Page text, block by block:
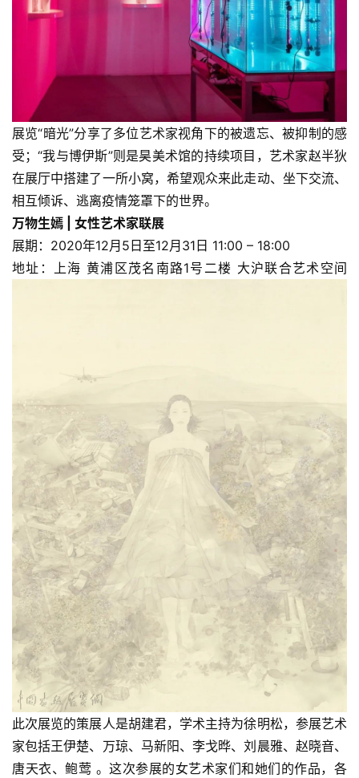
展览“暗光”分享了多位艺术家视角下的被遗忘、被抑制的感
受；“我与博伊斯”则是昊美术馆的持续项目，艺术家赵半狄
在展厅中搭建了一所小窝，希望观众来此走动、坐下交流、
相互倾诉、逃离疫情笼罩下的世界。
万物生嫣 | 女性艺术家联展
展期：2020年12月5日至12月31日 11:00 – 18:00
地址：上海 黄浦区茂名南路1号二楼 大沪联合艺术空间
此次展览的策展人是胡建君，学术主持为徐明松，参展艺术
家包括王伊楚、万琼、马新阳、李戈晔、刘晨雅、赵晓音、
唐天衣、鲍莺 。这次参展的女艺术家们和她们的作品，各